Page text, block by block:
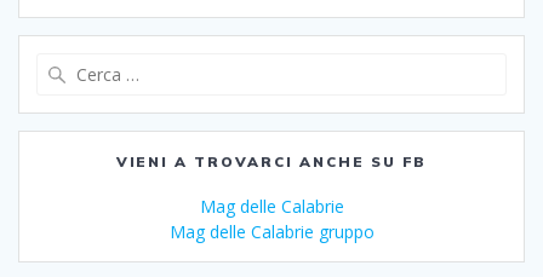
VIENI A TROVARCI ANCHE SU FB
Mag delle Calabrie
Mag delle Calabrie gruppo